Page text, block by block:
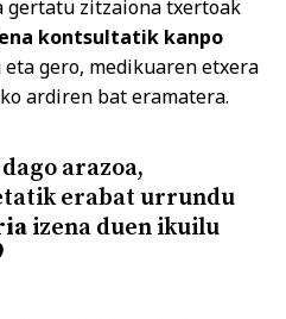
gertatu zitzaiona txertoak
kontsultatik kanpo
eta gero, medikuaren etxera
ardiren bat eramatera.
arazoa,
erabat urrundu
izena duen ikuilu